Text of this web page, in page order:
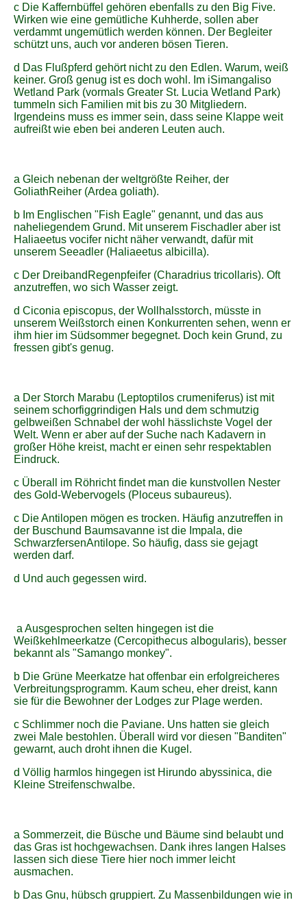
c Die Kaffernbüffel gehören ebenfalls zu den Big Five.
Wirken wie eine gemütliche Kuhherde, sollen aber
verdammt ungemütlich werden können. Der Begleiter
schützt uns, auch vor anderen bösen Tieren.
d Das Flußpferd gehört nicht zu den Edlen. Warum, weiß
keiner. Groß genug ist es doch wohl. Im iSimangaliso
Wetland Park (vormals Greater St. Lucia Wetland Park)
tummeln sich Familien mit bis zu 30 Mitgliedern.
Irgendeins muss es immer sein, dass seine Klappe weit
aufreißt wie eben bei anderen Leuten auch.
a Gleich nebenan der weltgrößte Reiher, der
GoliathReiher (Ardea goliath).
b Im Englischen "Fish Eagle" genannt, und das aus
naheliegendem Grund. Mit unserem Fischadler aber ist
Haliaeetus vocifer nicht näher verwandt, dafür mit
unserem Seeadler (Haliaeetus albicilla).
c Der DreibandRegenpfeifer (Charadrius tricollaris). Oft
anzutreffen, wo sich Wasser zeigt.
d Ciconia episcopus, der Wollhalsstorch, müsste in
unserem Weißstorch einen Konkurrenten sehen, wenn er
ihm hier im Südsommer begegnet. Doch kein Grund, zu
fressen gibt's genug.
a Der Storch Marabu (Leptoptilos crumeniferus) ist mit
seinem schorfiggrindigen Hals und dem schmutzig
gelbweißen Schnabel der wohl hässlichste Vogel der
Welt. Wenn er aber auf der Suche nach Kadavern in
großer Höhe kreist, macht er einen sehr respektablen
Eindruck.
c Überall im Röhricht findet man die kunstvollen Nester
des Gold-Webervogels (Ploceus subaureus).
c Die Antilopen mögen es trocken. Häufig anzutreffen in
der Buschund Baumsavanne ist die Impala, die
SchwarzfersenAntilope. So häufig, dass sie gejagt
werden darf.
d Und auch gegessen wird.
a Ausgesprochen selten hingegen ist die
Weißkehlmeerkatze (Cercopithecus albogularis), besser
bekannt als "Samango monkey".
b Die Grüne Meerkatze hat offenbar ein erfolgreicheres
Verbreitungsprogramm. Kaum scheu, eher dreist, kann
sie für die Bewohner der Lodges zur Plage werden.
c Schlimmer noch die Paviane. Uns hatten sie gleich
zwei Male bestohlen. Überall wird vor diesen "Banditen"
gewarnt, auch droht ihnen die Kugel.
d Völlig harmlos hingegen ist Hirundo abyssinica, die
Kleine Streifenschwalbe.
a Sommerzeit, die Büsche und Bäume sind belaubt und
das Gras ist hochgewachsen. Dank ihres langen Halses
lassen sich diese Tiere hier noch immer leicht
ausmachen.
b Das Gnu, hübsch gruppiert. Zu Massenbildungen wie in